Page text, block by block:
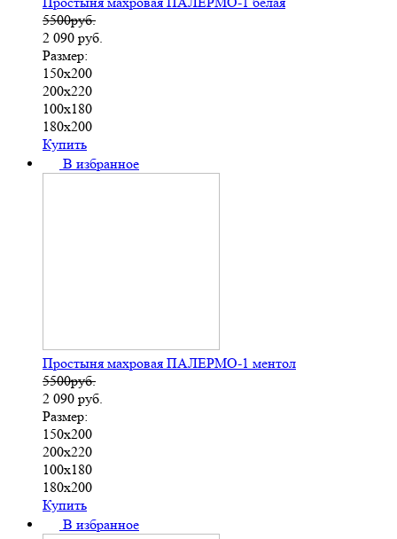
5500руб.
2 090 руб.
Размер:
150х200
200х220
100х180
180х200
Купить
В избранное
Простыня махровая ПАЛЕРМО-1 ментол
5500руб.
2 090 руб.
Размер:
150х200
200х220
100х180
180х200
Купить
В избранное